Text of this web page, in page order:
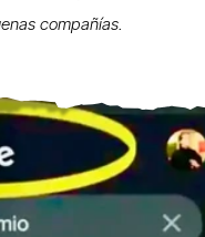
compañías.